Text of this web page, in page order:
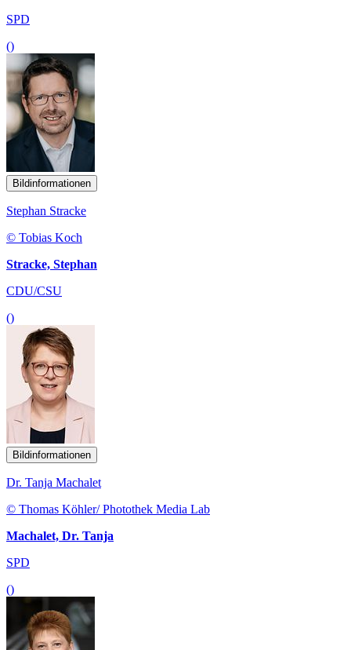
SPD
()
Bildinformationen
Stephan Stracke
© Tobias Koch
Stracke, Stephan
CDU/CSU
()
Bildinformationen
Dr. Tanja Machalet
© Thomas Köhler/ Photothek Media Lab
Machalet, Dr. Tanja
SPD
()